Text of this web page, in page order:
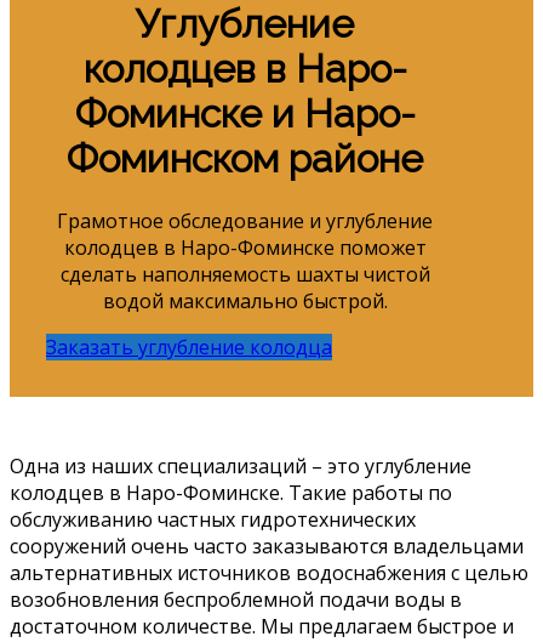
Углубление
колодцев в Наро-
Фоминске и Наро-
Фоминском районе
Грамотное обследование и углубление
колодцев в Наро-Фоминске поможет
сделать наполняемость шахты чистой
водой максимально быстрой.
Заказать углубление колодца
Одна из наших специализаций – это углубление
колодцев в Наро-Фоминске. Такие работы по
обслуживанию частных гидротехнических
сооружений очень часто заказываются владельцами
альтернативных источников водоснабжения с целью
возобновления беспроблемной подачи воды в
достаточном количестве. Мы предлагаем быстрое и